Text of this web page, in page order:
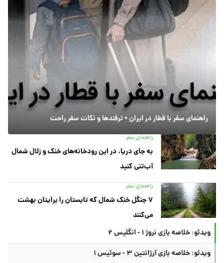
راهنمای سفر با قطار در ایران + ترفندها و نکات سفر راحت
راهنمای سفر
به جای دریا، در این رودخانه‌های خنک و زلال شمال
آب‌تنی کنید
راهنمای سفر
۷ جنگل خنک شمال که تابستان را برایتان بهشت
می‌کنند
ویدئو: خلاصه بازی نروژ ۱ - انگلیس ۲
ویدئو: خلاصه بازی آرژانتین ۳ - سوئیس ۱